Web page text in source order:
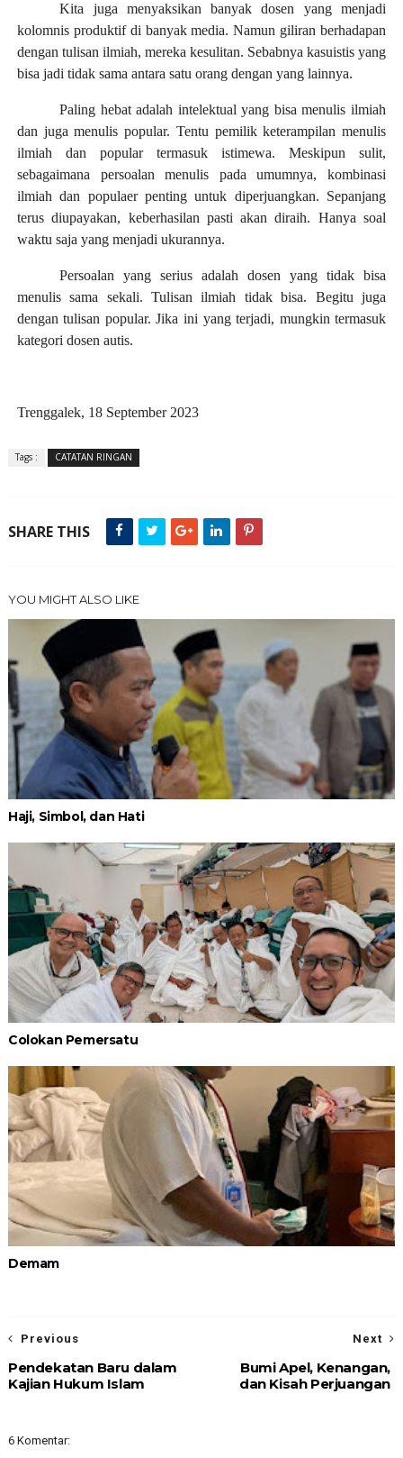
Kita juga menyaksikan banyak dosen yang menjadi
kolomnis produktif di banyak media. Namun giliran berhadapan
dengan tulisan ilmiah, mereka kesulitan. Sebabnya kasuistis yang
bisa jadi tidak sama antara satu orang dengan yang lainnya.
Paling hebat adalah intelektual yang bisa menulis ilmiah
dan juga menulis popular. Tentu pemilik keterampilan menulis
ilmiah dan popular termasuk istimewa. Meskipun sulit,
sebagaimana persoalan menulis pada umumnya, kombinasi
ilmiah dan populaer penting untuk diperjuangkan. Sepanjang
terus diupayakan, keberhasilan pasti akan diraih. Hanya soal
waktu saja yang menjadi ukurannya.
Persoalan yang serius adalah dosen yang tidak bisa
menulis sama sekali. Tulisan ilmiah tidak bisa. Begitu juga
dengan tulisan popular. Jika ini yang terjadi, mungkin termasuk
kategori dosen autis.
Trenggalek, 18 September 2023
Tags : CATATAN RINGAN
SHARE THIS
YOU MIGHT ALSO LIKE
Haji, Simbol, dan Hati
Colokan Pemersatu
Demam
Next
Bumi Apel, Kenangan,
dan Kisah Perjuangan
Previous
Pendekatan Baru dalam
Kajian Hukum Islam
6 Komentar: